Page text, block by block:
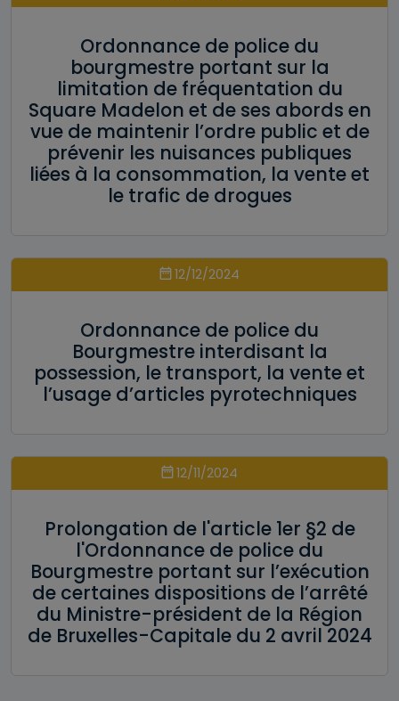
Ordonnance de police du
bourgmestre portant sur la
limitation de fréquentation du
Square Madelon et de ses abords en
vue de maintenir l’ordre public et de
prévenir les nuisances publiques
liées à la consommation, la vente et
le trafic de drogues
12/12/2024
Ordonnance de police du
Bourgmestre interdisant la
possession, le transport, la vente et
l’usage d’articles pyrotechniques
12/11/2024
Prolongation de l'article 1er §2 de
l'Ordonnance de police du
Bourgmestre portant sur l’exécution
de certaines dispositions de l’arrêté
du Ministre-président de la Région
de Bruxelles-Capitale du 2 avril 2024